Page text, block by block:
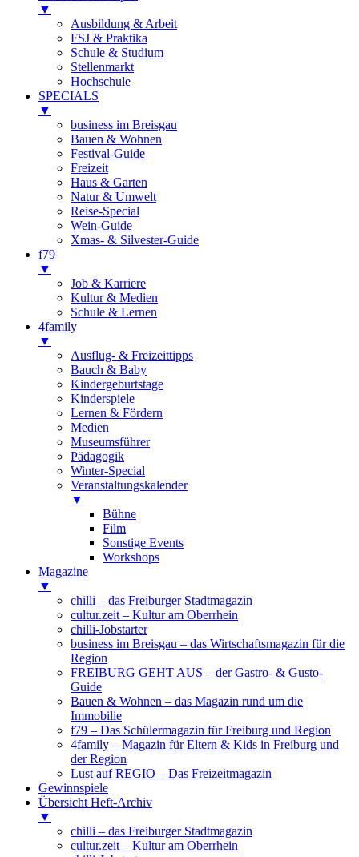
▼
Ausbildung & Arbeit
FSJ & Praktika
Schule & Studium
Stellenmarkt
Hochschule
SPECIALS
▼
business im Breisgau
Bauen & Wohnen
Festival-Guide
Freizeit
Haus & Garten
Natur & Umwelt
Reise-Special
Wein-Guide
Xmas- & Silvester-Guide
f79
▼
Job & Karriere
Kultur & Medien
Schule & Lernen
4family
▼
Ausflug- & Freizeittipps
Bauch & Baby
Kindergeburtstage
Kinderspiele
Lernen & Fördern
Medien
Museumsführer
Pädagogik
Winter-Special
Veranstaltungskalender
▼
Bühne
Film
Sonstige Events
Workshops
Magazine
▼
chilli – das Freiburger Stadtmagazin
cultur.zeit – Kultur am Oberrhein
chilli-Jobstarter
business im Breisgau – das Wirtschaftsmagazin für die
Region
FREIBURG GEHT AUS – der Gastro- & Gusto-
Guide
Bauen & Wohnen – das Magazin rund um die
Immobilie
f79 – Das Schülermagazin für Freiburg und Region
4family – Magazin für Eltern & Kids in Freiburg und
der Region
Lust auf REGIO – Das Freizeitmagazin
Gewinnspiele
Übersicht Heft-Archiv
▼
chilli – das Freiburger Stadtmagazin
cultur.zeit – Kultur am Oberrhein